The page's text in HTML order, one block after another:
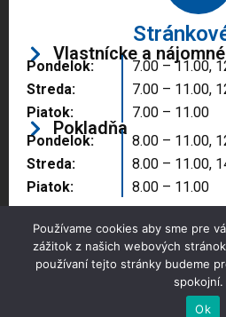
Vlastnícke a
Pondelok:
Streda:
Piatok:
7.00 – 11.00,
7.00 – 11.00,
7.00 – 11.00
Pokladňa
Pondelok:
Streda:
Piatok:
8.00 – 11.00,
8.00 – 11.00,
8.00 – 11.00
Copyright © 2025 Správa
Používame cookies aby sme pre
zážitok z našich webových
používaní tejto stránky budeme
spokojní.
Ok